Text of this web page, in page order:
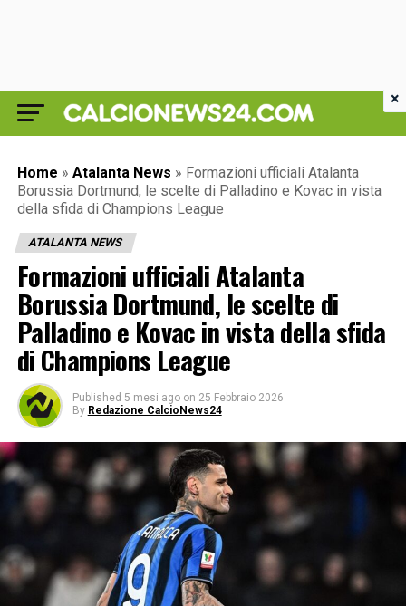
Home » Atalanta News » Formazioni ufficiali Atalanta
Borussia Dortmund, le scelte di Palladino e Kovac in vista
della sfida di Champions League
ATALANTA NEWS
Formazioni ufficiali Atalanta
Borussia Dortmund, le scelte di
Palladino e Kovac in vista della sfida
di Champions League
Published 5 mesi ago on 25 Febbraio 2026
By Redazione CalcioNews24
×